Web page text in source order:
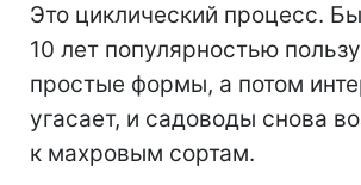
Это циклический процесс.
10 лет популярностью
простые формы, а потом
угасает, и садоводы снова
к махровым сортам.